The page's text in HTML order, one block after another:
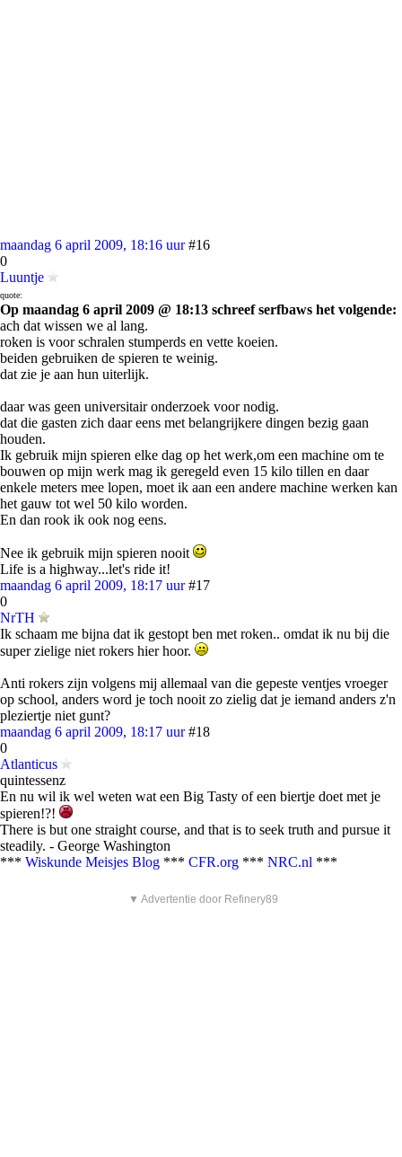
maandag 6 april 2009, 18:16 uur #16
0
Luuntje
quote:
Op maandag 6 april 2009 @ 18:13 schreef serfbaws het volgende:
ach dat wissen we al lang.
roken is voor schralen stumperds en vette koeien.
beiden gebruiken de spieren te weinig.
dat zie je aan hun uiterlijk.
daar was geen universitair onderzoek voor nodig.
dat die gasten zich daar eens met belangrijkere dingen bezig gaan
houden.
Ik gebruik mijn spieren elke dag op het werk,om een machine om te
bouwen op mijn werk mag ik geregeld even 15 kilo tillen en daar
enkele meters mee lopen, moet ik aan een andere machine werken kan
het gauw tot wel 50 kilo worden.
En dan rook ik ook nog eens.
Nee ik gebruik mijn spieren nooit
Life is a highway...let's ride it!
maandag 6 april 2009, 18:17 uur #17
0
NrTH
Ik schaam me bijna dat ik gestopt ben met roken.. omdat ik nu bij die
super zielige niet rokers hier hoor.
Anti rokers zijn volgens mij allemaal van die gepeste ventjes vroeger
op school, anders word je toch nooit zo zielig dat je iemand anders z'n
pleziertje niet gunt?
maandag 6 april 2009, 18:17 uur #18
0
Atlanticus
quintessenz
En nu wil ik wel weten wat een Big Tasty of een biertje doet met je
spieren!?!
There is but one straight course, and that is to seek truth and pursue it
steadily. - George Washington
*** Wiskunde Meisjes Blog *** CFR.org *** NRC.nl ***
▼ Advertentie door Refinery89